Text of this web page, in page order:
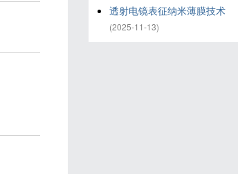
透射电镜表征纳米薄膜技术
(2025-11-13)